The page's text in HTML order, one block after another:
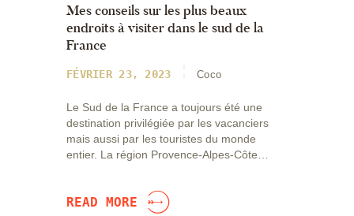
Mes conseils sur les plus beaux
endroits à visiter dans le sud de la
France
FÉVRIER 23, 2023 Coco
Le Sud de la France a toujours été une
destination privilégiée par les vacanciers
mais aussi par les touristes du monde
entier. La région Provence-Alpes-Côte…
READ MORE